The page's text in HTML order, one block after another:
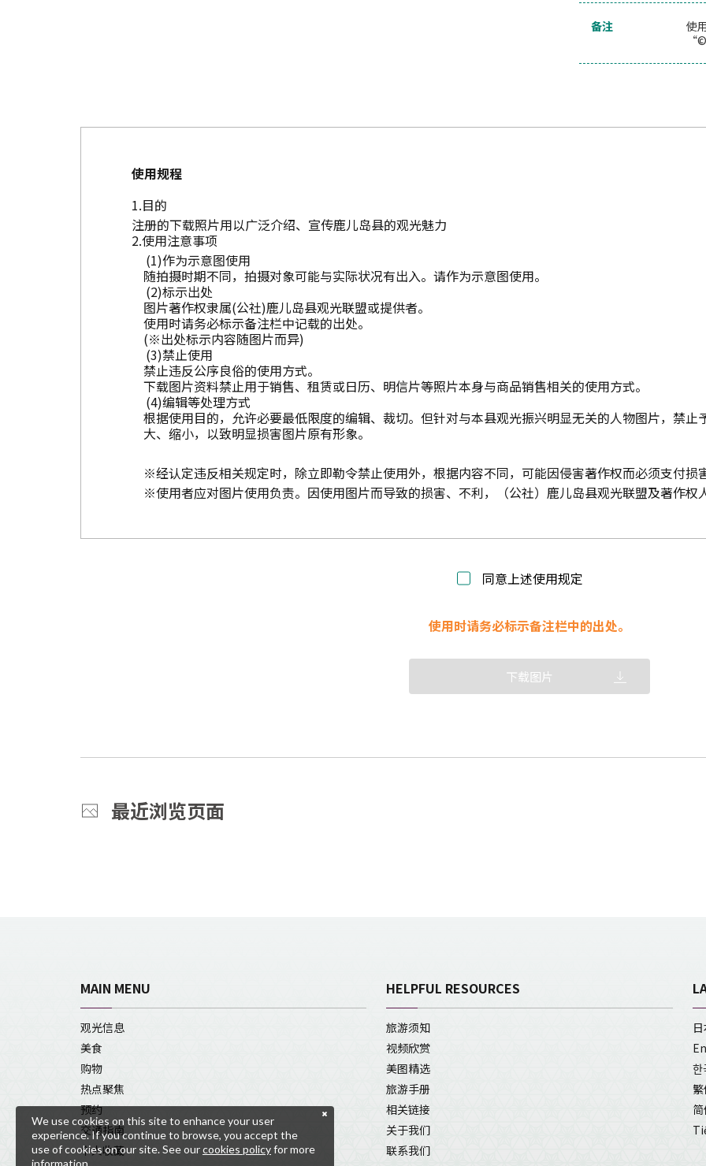
备注
使
使用规程
目的
注册的下载照片用以广泛介绍、宣传鹿儿岛县的观光魅力
使用注意事项
作为示意图使用
随拍摄时期不同，拍摄对象可能与实际状况有出入。请作为示意图使用。
标示出处
图片著作权隶属(公社)鹿儿岛县观光联盟或提供者。
使用时请务必标示备注栏中记载的出处。
(※出处标示内容随图片而异)
禁止使用
禁止违反公序良俗的使用方式。
下载图片资料禁止用于销售、租赁或日历、明信片等照片本身与商品销售相关的使用方式。
编辑等处理方式
根据使用目的，允许必要最低限度的编辑、裁切。但针对与本县观光振兴明显无关的人物图片，禁
大、缩小，以致明显损害图片原有形象。
※经认定违反相关规定时，除立即勒令禁止使用外，根据内容不同，可能因侵害著作权而必须支付损
※使用者应对图片使用负责。因使用图片而导致的损害、不利，（公社）鹿儿岛县观光联盟及著作权
同意上述使用规定
使用时请务必标示备注栏中的出处。
下载图片
最近浏览页面
MAIN MENU
观光信息
美食
购物
热点聚焦
预约
交通指南
个人收藏
HELPFUL RESOURCES
旅游须知
视频欣赏
美图精选
旅游手册
相关链接
关于我们
联系我们
한
We use cookies on this site to enhance your user
experience. If you continue to browse, you accept the
use of cookies on our site. See ourcookies policyfor more
information.